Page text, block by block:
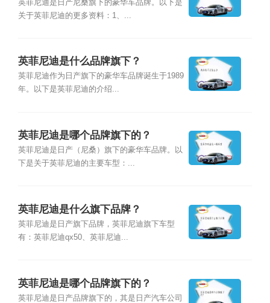
英菲尼迪是日产尼桑旗下的豪华车品牌。以下是
关于英菲尼迪的更多资料：1、...
英菲尼迪是什么品牌旗下？
英菲尼迪作为日产旗下的豪华车品牌诞生于1989
年。以下是英菲尼迪的介绍...
英菲尼迪是哪个品牌旗下的？
英菲尼迪是日产（尼桑）旗下的豪华车品牌。以
下是关于英菲尼迪的主要车型：...
英菲尼迪是什么旗下品牌？
英菲尼迪是日产旗下品牌，英菲尼迪旗下车型
有：英菲尼迪qx50、英菲尼迪...
英菲尼迪是哪个品牌旗下的？
英菲尼迪是日产品牌旗下的，其是日产汽车公司